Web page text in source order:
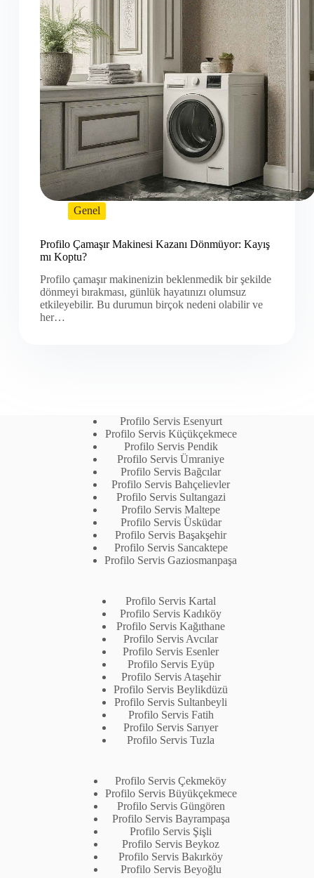
Genel
Profilo Çamaşır Makinesi Kazanı Dönmüyor: Kayış
mı Koptu?
Profilo çamaşır makinenizin beklenmedik bir şekilde
dönmeyi bırakması, günlük hayatınızı olumsuz
etkileyebilir. Bu durumun birçok nedeni olabilir ve
her…
Profilo Servis Esenyurt
Profilo Servis Küçükçekmece
Profilo Servis Pendik
Profilo Servis Ümraniye
Profilo Servis Bağcılar
Profilo Servis Bahçelievler
Profilo Servis Sultangazi
Profilo Servis Maltepe
Profilo Servis Üsküdar
Profilo Servis Başakşehir
Profilo Servis Sancaktepe
Profilo Servis Gaziosmanpaşa
Profilo Servis Kartal
Profilo Servis Kadıköy
Profilo Servis Kağıthane
Profilo Servis Avcılar
Profilo Servis Esenler
Profilo Servis Eyüp
Profilo Servis Ataşehir
Profilo Servis Beylikdüzü
Profilo Servis Sultanbeyli
Profilo Servis Fatih
Profilo Servis Sarıyer
Profilo Servis Tuzla
Profilo Servis Çekmeköy
Profilo Servis Büyükçekmece
Profilo Servis Güngören
Profilo Servis Bayrampaşa
Profilo Servis Şişli
Profilo Servis Beykoz
Profilo Servis Bakırköy
Profilo Servis Beyoğlu